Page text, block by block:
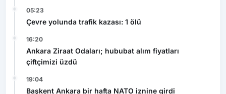
05:23
Çevre yolunda trafik kazası: 1 ölü
16:20
Ankara Ziraat Odaları; hububat alım fiyatları
çiftçimizi üzdü
19:04
Başkent Ankara bir hafta NATO iznine girdi